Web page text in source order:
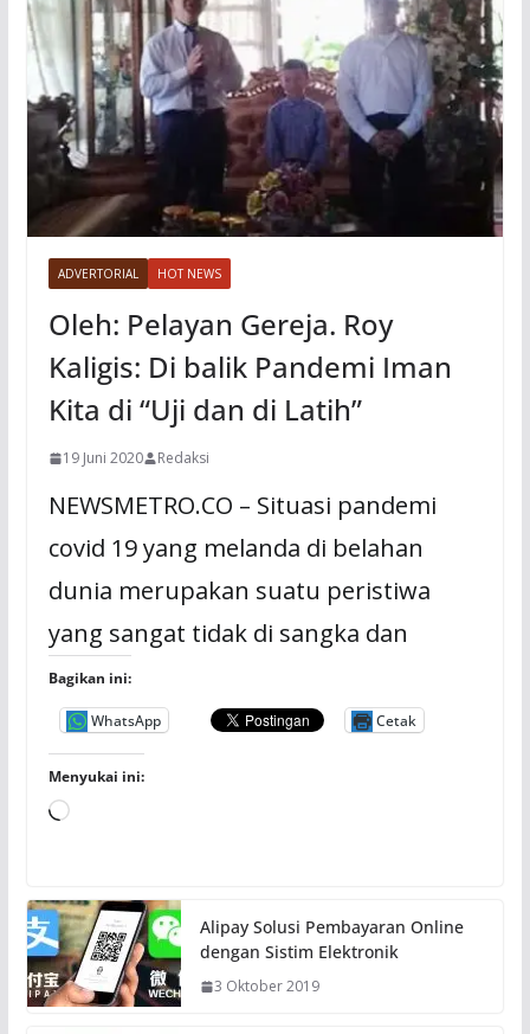
ADVERTORIAL HOT NEWS
Oleh: Pelayan Gereja. Roy
Kaligis: Di balik Pandemi Iman
Kita di “Uji dan di Latih”
19 Juni 2020 Redaksi
NEWSMETRO.CO – Situasi pandemi
covid 19 yang melanda di belahan
dunia merupakan suatu peristiwa
yang sangat tidak di sangka dan
Bagikan ini:
WhatsApp Cetak
Menyukai ini:
M
u
a
t
.
Alipay Solusi Pembayaran Online
dengan Sistim Elektronik
3 Oktober 2019